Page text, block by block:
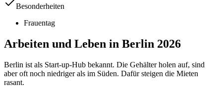
Besonderheiten
Frauentag
Arbeiten und Leben in Berlin 2026
Berlin ist als Start-up-Hub bekannt. Die Gehälter holen auf, sind
aber oft noch niedriger als im Süden. Dafür steigen die Mieten
rasant.